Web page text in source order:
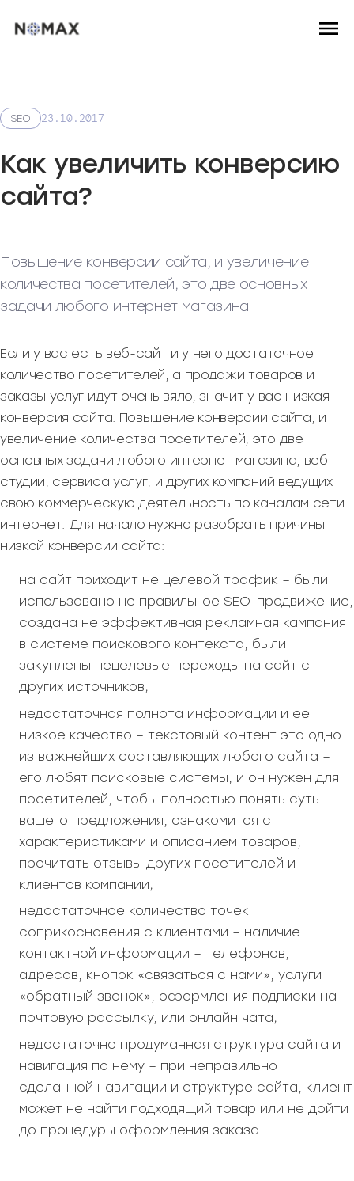
SEO 23.10.2017
Как увеличить конверсию
сайта?
Повышение конверсии сайта, и увеличение
количества посетителей, это две основных
задачи любого интернет магазина
Если у вас есть веб-сайт и у него достаточное
количество посетителей, а продажи товаров и
заказы услуг идут очень вяло, значит у вас низкая
конверсия сайта. Повышение конверсии сайта, и
увеличение количества посетителей, это две
основных задачи любого интернет магазина, веб-
студии, сервиса услуг, и других компаний ведущих
свою коммерческую деятельность по каналам сети
интернет. Для начало нужно разобрать причины
низкой конверсии сайта:
на сайт приходит не целевой трафик – были
использовано не правильное SEO-продвижение,
создана не эффективная рекламная кампания
в системе поискового контекста, были
закуплены нецелевые переходы на сайт с
других источников;
недостаточная полнота информации и ее
низкое качество – текстовый контент это одно
из важнейших составляющих любого сайта –
его любят поисковые системы, и он нужен для
посетителей, чтобы полностью понять суть
вашего предложения, ознакомится с
характеристиками и описанием товаров,
прочитать отзывы других посетителей и
клиентов компании;
недостаточное количество точек
соприкосновения с клиентами – наличие
контактной информации – телефонов,
адресов, кнопок «связаться с нами», услуги
«обратный звонок», оформления подписки на
почтовую рассылку, или онлайн чата;
недостаточно продуманная структура сайта и
навигация по нему – при неправильно
сделанной навигации и структуре сайта, клиент
может не найти подходящий товар или не дойти
до процедуры оформления заказа.